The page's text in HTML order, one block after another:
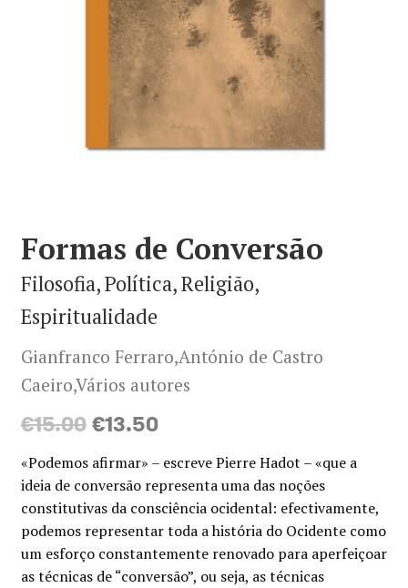
Política de privacidade
Formas de Conversão
Filosofia, Política, Religião,
Espiritualidade
Gianfranco Ferraro,António de Castro
Caeiro,Vários autores
€15.00 O
preço
original
era:
€15.00.
€13.50O
preço
atual
é:
€13.50.
«Podemos afirmar» – escreve Pierre Hadot – «que a
ideia de conversão representa uma das noções
constitutivas da consciência ocidental: efectivamente,
podemos representar toda a história do Ocidente como
um esforço constantemente renovado para aperfeiçoar
as técnicas de “conversão”, ou seja, as técnicas